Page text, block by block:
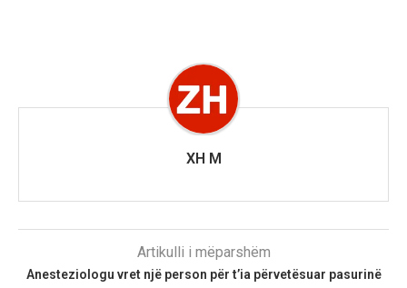
XH M
Artikulli i mëparshëm
Anesteziologu vret një person për t’ia përvetësuar pasurinë